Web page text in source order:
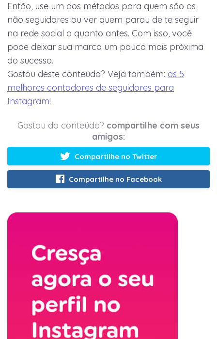
Então, use um dos métodos para quem são os
não seguidores ou ver quem parou de te seguir
na rede social o quanto antes. Com isso, você
pode deixar sua marca um pouco mais próxima
do sucesso.
Gostou deste conteúdo? Veja também: os 5
melhores contadores de seguidores para
Instagram!
Gostou do conteúdo? compartilhe com seus
amigos:
Compartilhe no Twitter
Compartilhe no Facebook